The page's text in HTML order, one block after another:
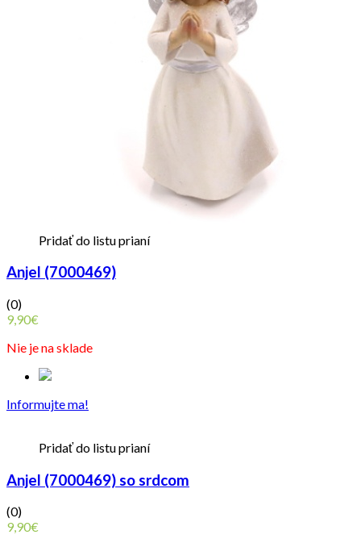
Pridať do listu prianí
Anjel (7000469)
(0)
9,90€
Nie je na sklade
Informujte ma!
Pridať do listu prianí
Anjel (7000469) so srdcom
(0)
9,90€